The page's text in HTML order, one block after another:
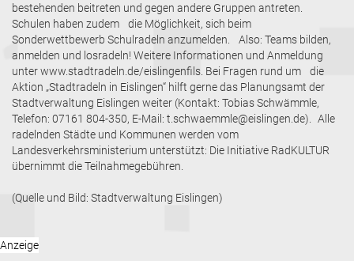
bestehenden beitreten und gegen andere Gruppen antreten.
Schulen haben zudem die Möglichkeit, sich beim
Sonderwettbewerb Schulradeln anzumelden. Also: Teams bilden,
anmelden und losradeln! Weitere Informationen und Anmeldung
unter www.stadtradeln.de/eislingenfils. Bei Fragen rund um die
Aktion „Stadtradeln in Eislingen“ hilft gerne das Planungsamt der
Stadtverwaltung Eislingen weiter (Kontakt: Tobias Schwämmle,
Telefon: 07161 804-350, E-Mail: t.schwaemmle@eislingen.de). Alle
radelnden Städte und Kommunen werden vom
Landesverkehrsministerium unterstützt: Die Initiative RadKULTUR
übernimmt die Teilnahmegebühren.
(Quelle und Bild: Stadtverwaltung Eislingen)